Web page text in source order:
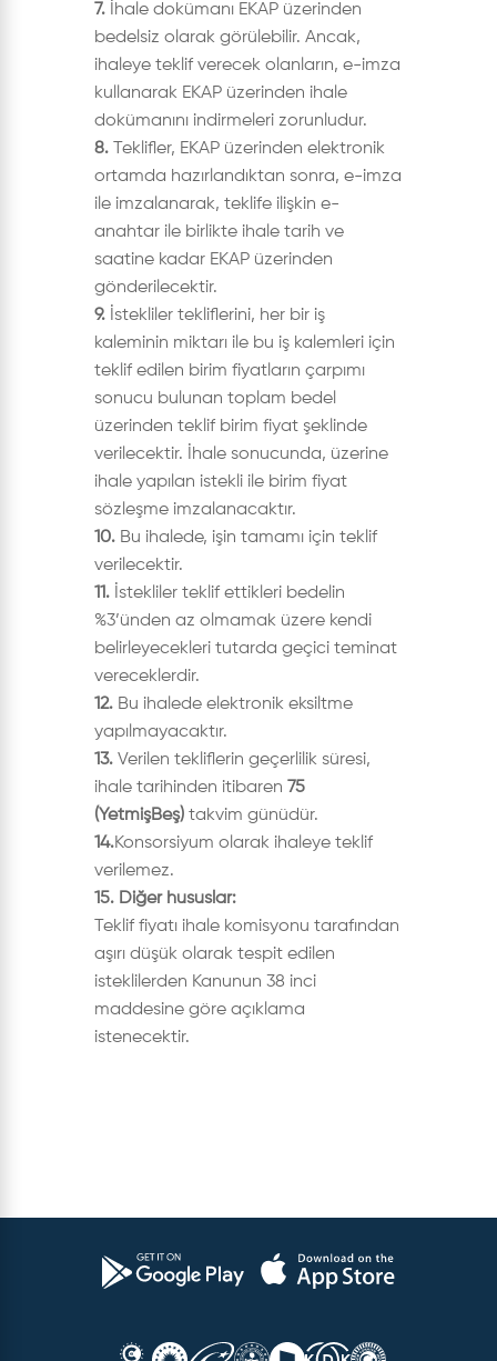
7. İhale dokümanı EKAP üzerinden
bedelsiz olarak görülebilir. Ancak,
ihaleye teklif verecek olanların, e-imza
kullanarak EKAP üzerinden ihale
dokümanını indirmeleri zorunludur.
8. Teklifler, EKAP üzerinden elektronik
ortamda hazırlandıktan sonra, e-imza
ile imzalanarak, teklife ilişkin e-
anahtar ile birlikte ihale tarih ve
saatine kadar EKAP üzerinden
gönderilecektir.
9. İstekliler tekliflerini, her bir iş
kaleminin miktarı ile bu iş kalemleri için
teklif edilen birim fiyatların çarpımı
sonucu bulunan toplam bedel
üzerinden teklif birim fiyat şeklinde
verilecektir. İhale sonucunda, üzerine
ihale yapılan istekli ile birim fiyat
sözleşme imzalanacaktır.
10. Bu ihalede, işin tamamı için teklif
verilecektir.
11. İstekliler teklif ettikleri bedelin
%3’ünden az olmamak üzere kendi
belirleyecekleri tutarda geçici teminat
vereceklerdir.
12. Bu ihalede elektronik eksiltme
yapılmayacaktır.
13. Verilen tekliflerin geçerlilik süresi,
ihale tarihinden itibaren 75
(YetmişBeş) takvim günüdür.
14.Konsorsiyum olarak ihaleye teklif
verilemez.
15. Diğer hususlar:
Teklif fiyatı ihale komisyonu tarafından
aşırı düşük olarak tespit edilen
isteklilerden Kanunun 38 inci
maddesine göre açıklama
istenecektir.